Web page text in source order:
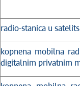
radio-stanica u
kopnena mobilna
digitalnim privatnim